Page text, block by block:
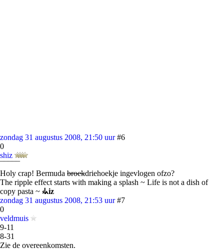
zondag 31 augustus 2008, 21:50 uur #6
0
shiz
¯¯¯¯¯
Holy crap! Bermuda broekdriehoekje ingevlogen ofzo?
The ripple effect starts with making a splash ~ Life is not a dish of
copy pasta ~ ⳽ᖾiz
zondag 31 augustus 2008, 21:53 uur #7
0
veldmuis
9-11
8-31
Zie de overeenkomsten.